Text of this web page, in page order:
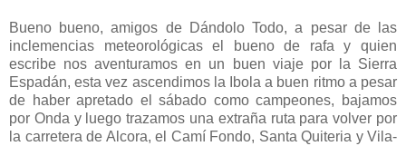
Bueno bueno, amigos de Dándolo Todo, a pesar de las
inclemencias meteorológicas el bueno de rafa y quien
escribe nos aventuramos en un buen viaje por la Sierra
Espadán, esta vez ascendimos la Ibola a buen ritmo a pesar
de haber apretado el sábado como campeones, bajamos
por Onda y luego trazamos una extraña ruta para volver por
la carretera de Alcora, el Camí Fondo, Santa Quiteria y Vila-